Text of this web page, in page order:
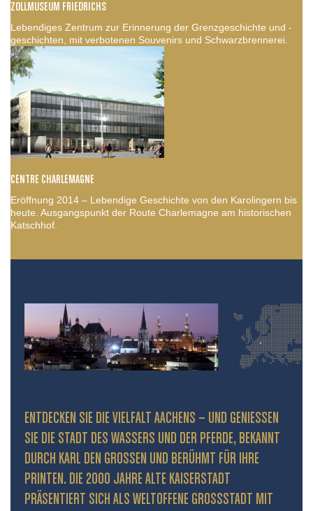
ZOLLMUSEUM FRIEDRICHS
Lebendiges Zentrum zur Erinnerung der Grenzgeschichte und -
geschichten, mit verbotenen Souvenirs und Schwarzbrennerei.
CENTRE CHARLEMAGNE
Eröffnung 2014 – Lebendige Geschichte von den Karolingern bis
heute. Ausgangspunkt der Route Charlemagne am historischen
Katschhof.
ENTDECKEN SIE DIE VIELFALT AACHENS – UND GENIESSEN S
IE DIE STADT DES WASSERS UND DER PFERDE, BEKANNT D
URCH KARL DEN GROSSEN UND BERÜHMT FÜR IHRE PR
INTEN. DIE 2000 JAHRE ALTE KAISERSTADT PR
ÄSENTIERT SICH ALS WELTOFFENE GROSSSTADT MIT HIS